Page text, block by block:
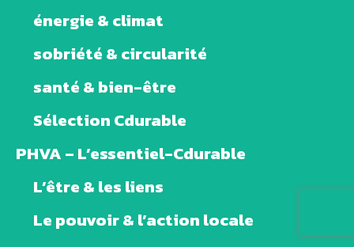
énergie & climat
sobriété & circularité
santé & bien-être
Sélection Cdurable
PHVA – L’essentiel-Cdurable
L’être & les liens
Le pouvoir & l’action locale